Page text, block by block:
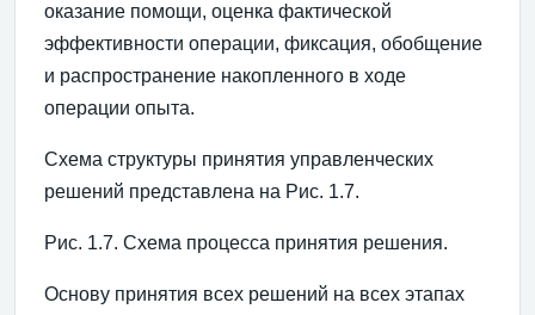
оказание помощи, оценка фактической
эффективности операции, фиксация, обобщение
и распространение накопленного в ходе
операции опыта.
Схема структуры принятия управленческих
решений представлена на Рис. 1.7.
Рис. 1.7. Схема процесса принятия решения.
Основу принятия всех решений на всех этапах